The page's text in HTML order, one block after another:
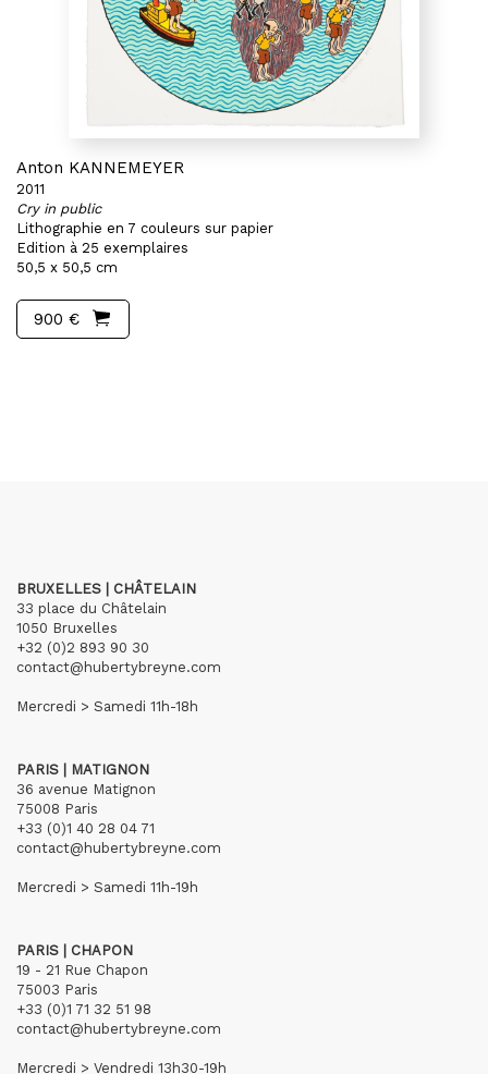
Anton KANNEMEYER
2011
Cry in public
Lithographie en 7 couleurs sur papier
Edition à 25 exemplaires
50,5 x 50,5 cm
900 €
BRUXELLES | CHÂTELAIN
33 place du Châtelain
1050 Bruxelles
+32 (0)2 893 90 30
contact@hubertybreyne.com
Mercredi > Samedi 11h-18h
PARIS | MATIGNON
36 avenue Matignon
75008 Paris
+33 (0)1 40 28 04 71
contact@hubertybreyne.com
Mercredi > Samedi 11h-19h
PARIS | CHAPON
19 - 21 Rue Chapon
75003 Paris
+33 (0)1 71 32 51 98
contact@hubertybreyne.com
Mercredi > Vendredi 13h30-19h